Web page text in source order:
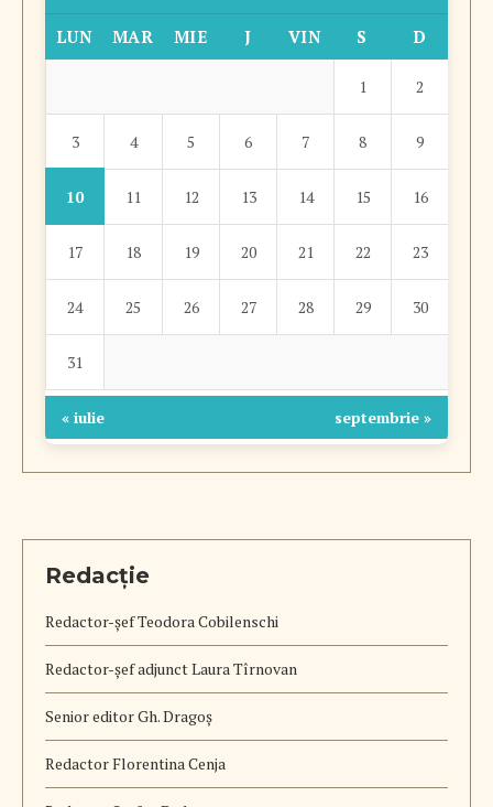
LUN MAR MIE J VIN S D
1 2
3 4 5 6 7 8 9
10 11 12 13 14 15 16
17 18 19 20 21 22 23
24 25 26 27 28 29 30
31
« iulie septembrie »
Redacție
Redactor-șefTeodora Cobilenschi
Redactor-șef adjunct Laura Tîrnovan
Senior editor Gh. Dragoș
Redactor Florentina Cenja